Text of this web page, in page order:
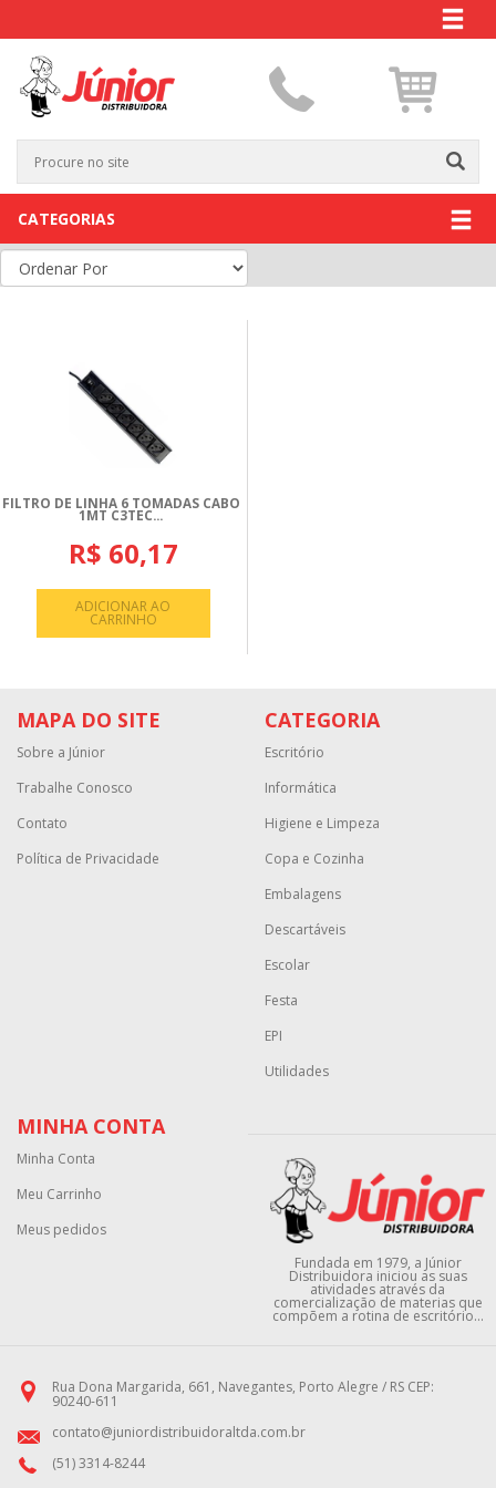
CATEGORIAS
FILTRO DE LINHA 6 TOMADAS CABO
1MT C3TEC...
R$ 60,17
ADICIONAR AO
CARRINHO
MAPA DO SITE
Sobre a Júnior
Trabalhe Conosco
Contato
Política de Privacidade
CATEGORIA
Escritório
Informática
Higiene e Limpeza
Copa e Cozinha
Embalagens
Descartáveis
Escolar
Festa
EPI
Utilidades
MINHA CONTA
Minha Conta
Meu Carrinho
Meus pedidos
Fundada em 1979, a Júnior
Distribuidora iniciou as suas
atividades através da
comercialização de materias que
compõem a rotina de escritório...
Rua Dona Margarida, 661, Navegantes, Porto Alegre / RS CEP:
90240-611
contato@juniordistribuidoraltda.com.br
(51) 3314-8244